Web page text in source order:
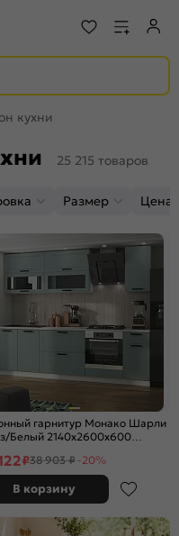
кухни
25 215 товаров
Размер Цена,
гарнитур Монако Шарли
Белый 2140x2600x600
₽38 903 ₽ -20%
В корзину